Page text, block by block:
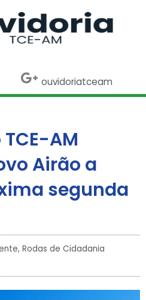
t
t
e
G
o
o
e
p
u
ouvidoriatceam
AM
Airão a
segunda
, Rodas de Cidadania